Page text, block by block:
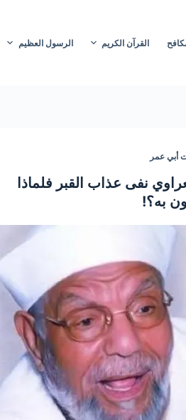
القرآن الكريم الرسول العظيم
أبي عمر
نفى عذاب القبر فلماذا
به؟!